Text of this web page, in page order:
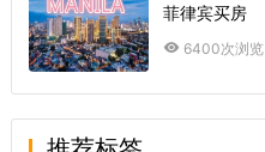
菲律宾买房
6400次浏览